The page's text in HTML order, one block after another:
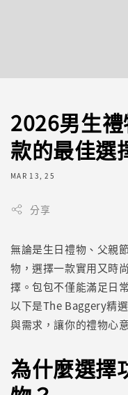
2026男生
款的最佳選
MAR 13, 25
分享
無論是生日禮物、父親
物，選擇一款實用又時
擇。包包不僅能滿足日
以下是The Baggery精
與需求，讓你的禮物心
為什麼選擇